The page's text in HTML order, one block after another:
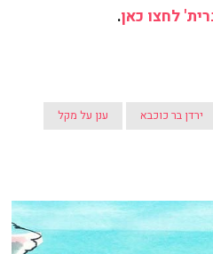
לחצו כאן.
ירדן בר כוכבא
ענן על מקל